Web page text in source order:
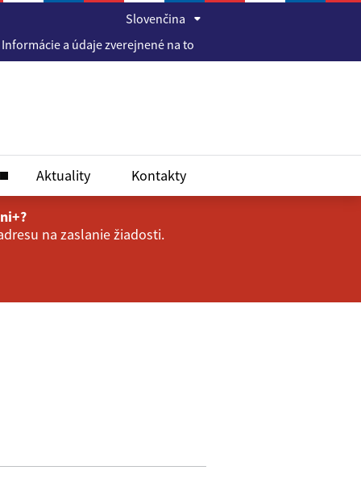
Slovenčina
a údaje zverejnené na tomto webovom sídle sú
Aktuality Kontakty
na zaslanie žiadosti.